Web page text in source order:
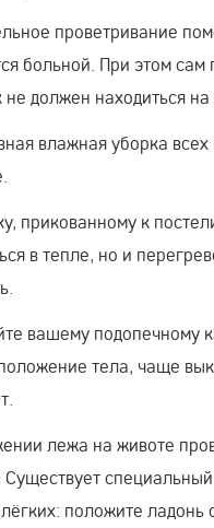
проветривание
больной. При этом сам
не должен находиться на
влажная уборка всех
прикованному к
в тепле, но и
вашему подопечному
тела, чаще
лежа на животе
Существует
положите ладонь